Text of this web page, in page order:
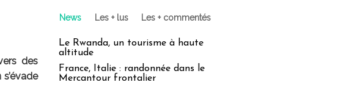
des
News Les + lus Les + commentés
Le Rwanda, un tourisme à haute
altitude
France, Italie : randonnée dans le
Mercantour frontalier